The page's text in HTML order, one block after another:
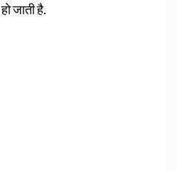
जाती है.